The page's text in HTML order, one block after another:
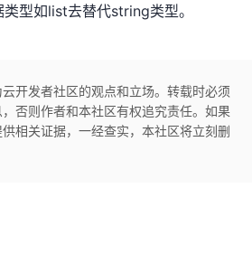
型如list去替代string类型。
开发者社区的观点和立场。转载时必须
否则作者和本社区有权追究责任。如果
相关证据，一经查实，本社区将立刻删